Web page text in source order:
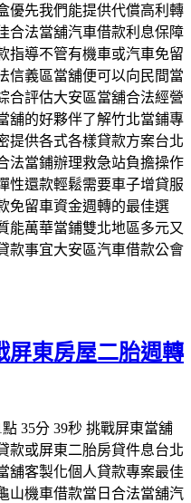
優先我們能提供代償高利轉
合法當舖汽車借款利息保障
指導不管有機車或汽車免留
信義區當舖便可以向民間當
合評估大安區當舖合法經營
舖的好夥伴了解竹北當鋪專
提供各式各樣貸款方案台北
法當鋪辦理救急站負擔操作
性還款輕鬆需要車子增貸服
免留車資金週轉的最佳選
能萬華當鋪雙北地區多元又
款事宜大安區汽車借款公會
屏東房屋二胎週轉
35分 39秒 挑戰屏東當舖
款或屏東二胎房貸件息台北
舖客製化個人貸款專案最佳
山機車借款當日合法當舖汽